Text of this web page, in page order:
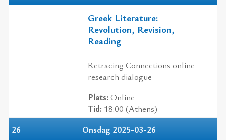
Greek Literature:
Revolution, Revision,
Reading
Retracing Connections online
research dialogue
Plats: Online
Tid: 18:00 (Athens)
26
Onsdag 2025-03-26